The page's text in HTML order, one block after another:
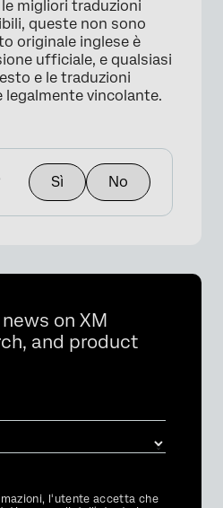
migliori traduzioni
queste non sono
originale inglese è
ufficiale, e qualsiasi
e le traduzioni
vincolante.
Sì No
on XM
and product
l'utente accetta che